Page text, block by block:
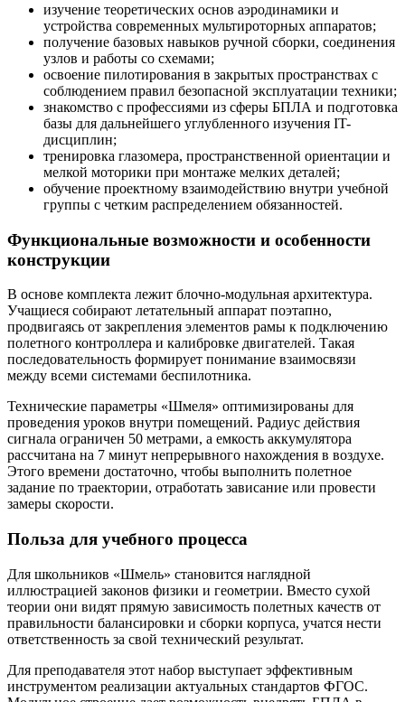
изучение теоретических основ аэродинамики и
устройства современных мультироторных аппаратов;
получение базовых навыков ручной сборки, соединения
узлов и работы со схемами;
освоение пилотирования в закрытых пространствах с
соблюдением правил безопасной эксплуатации техники;
знакомство с профессиями из сферы БПЛА и подготовка
базы для дальнейшего углубленного изучения IT-
дисциплин;
тренировка глазомера, пространственной ориентации и
мелкой моторики при монтаже мелких деталей;
обучение проектному взаимодействию внутри учебной
группы с четким распределением обязанностей.
Функциональные возможности и особенности
конструкции
В основе комплекта лежит блочно-модульная архитектура.
Учащиеся собирают летательный аппарат поэтапно,
продвигаясь от закрепления элементов рамы к подключению
полетного контроллера и калибровке двигателей. Такая
последовательность формирует понимание взаимосвязи
между всеми системами беспилотника.
Технические параметры «Шмеля» оптимизированы для
проведения уроков внутри помещений. Радиус действия
сигнала ограничен 50 метрами, а емкость аккумулятора
рассчитана на 7 минут непрерывного нахождения в воздухе.
Этого времени достаточно, чтобы выполнить полетное
задание по траектории, отработать зависание или провести
замеры скорости.
Польза для учебного процесса
Для школьников «Шмель» становится наглядной
иллюстрацией законов физики и геометрии. Вместо сухой
теории они видят прямую зависимость полетных качеств от
правильности балансировки и сборки корпуса, учатся нести
ответственность за свой технический результат.
Для преподавателя этот набор выступает эффективным
инструментом реализации актуальных стандартов ФГОС.